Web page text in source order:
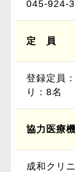
045-924-
定 員
登録定員
り：8名
協力医療
成和クリ